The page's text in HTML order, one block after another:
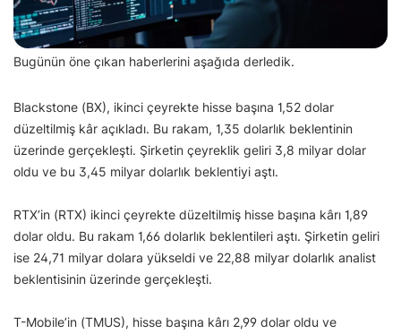
Bugünün öne çıkan haberlerini aşağıda derledik.
Blackstone (BX), ikinci çeyrekte hisse başına 1,52 dolar
düzeltilmiş kâr açıkladı. Bu rakam, 1,35 dolarlık beklentinin
üzerinde gerçekleşti. Şirketin çeyreklik geliri 3,8 milyar dolar
oldu ve bu 3,45 milyar dolarlık beklentiyi aştı.
RTX’in (RTX) ikinci çeyrekte düzeltilmiş hisse başına kârı 1,89
dolar oldu. Bu rakam 1,66 dolarlık beklentileri aştı. Şirketin geliri
ise 24,71 milyar dolara yükseldi ve 22,88 milyar dolarlık analist
beklentisinin üzerinde gerçekleşti.
T-Mobile’in (TMUS), hisse başına kârı 2,99 dolar oldu ve